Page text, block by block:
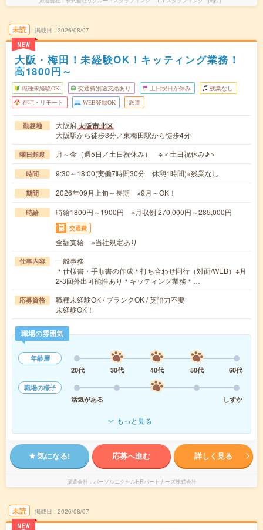
未読
NEW
掲載日 2026/08/07
大阪・梅田！未経験OK！キッティング業務！
高1800円～
職種未経験OK 交通費別途支給あり 土日祝日が休み 残業なし
在宅・リモート WEB登録OK 派遣
勤務地 大阪府大阪市北区
大阪駅から徒歩3分／東梅田駅から徒歩4分
曜日頻度 月～金（週5日／土日祝休み） ※＜土日祝休み♪＞
時間 9:30～18:00(実働7時間30分 休憩1時間)※残業なし
期間 2026年09月上旬～長期 ※9月～OK！
時給 時給1800円～1900円 ※月収例 270,000円～285,000円
交通費
全額支給 ※当社規定あり
仕事内容
一般事務
＊仕様書・手順書の作成＊打ち合わせ同行（対面/WEB）※月
2-3回外出可能性あり＊キッティング業務＊…
応募資格
職種未経験OK / ブランクOK / 英語力不要
未経験OK！
職場の雰囲気
年齢層
20代
30代 40代 50代
60代
職場の様子
活気がある
しずか
もっと見る
気になる! 応募へ進む 詳しく見る
派遣会社 パーソルエクセルHRパートナーズ株式会社
未読
NEW
掲載日 2026/08/07